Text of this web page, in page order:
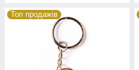
Топ продажів